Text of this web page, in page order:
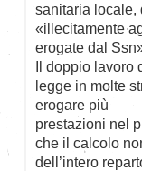
sanitaria locale,
«illecitamente
erogate dal
Il doppio lavoro
legge in molte
erogare più
prestazioni nel
che il calcolo
dell’intero